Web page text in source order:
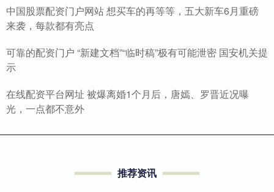
中国股票配资门户网站 想买车的再等等，五大新车6月重磅
来袭，每款都有亮点
可靠的配资门户 “新建文档”“临时稿”极有可能泄密 国安机关提
示
在线配资平台网址 被爆离婚1个月后，唐嫣、罗晋近况曝
光，一点都不意外
推荐资讯